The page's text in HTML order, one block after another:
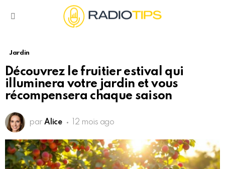
Jardin
Découvrez le fruitier estival qui
illuminera votre jardin et vous
récompensera chaque saison
par Alice 12 mois ago